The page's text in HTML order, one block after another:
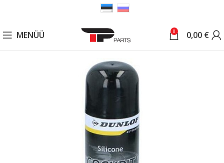
MENÜÜ 0 0,00 €